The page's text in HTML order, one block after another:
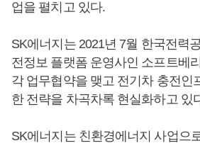
업을 펼치고 있다.
SK에너지는 2021년 7월 한국전력
전정보 플랫폼 운영사인 소프트베
각 업무협약을 맺고 전기차 충전인
한 전략을 차곡차록 현실화하고 있
SK에너지는 친환경에너지 사업으